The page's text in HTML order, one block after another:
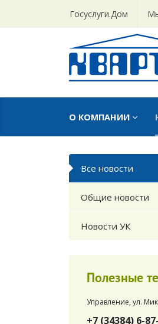
Госуслуги.Дом
О КОМПАНИИ
Все новости
Общие новости
Новости УК
Полезные
Управление, ул.
+7 (34384) 6-